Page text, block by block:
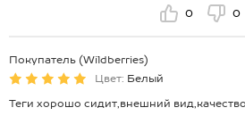
0 0
Покупатель (Wildberries)
Цвет: Белый
Теги хорошо сидит,внешний